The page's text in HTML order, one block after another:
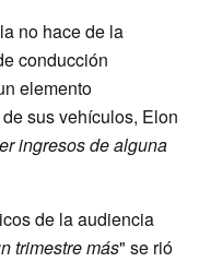
no hace de la
conducción
elemento
sus vehículos, Elon
ingresos de alguna
de la audiencia
trimestre más" se rió